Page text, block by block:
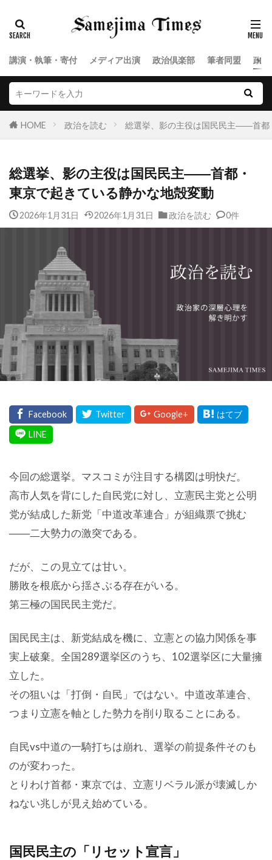
講演・執筆・寄付 メディア出演 政治倶楽部 筆者同盟 政
HOME 政治を読む 総選挙、影の主役は国民民主――首都
総選挙、影の主役は国民民主――首都・
東京で起きている静かな地殻変動
2026年1月31日 2026年1月31日 政治を読む 0件
今回の総選挙。マスコミが注目する構図は明快だ。
高市人気を背にした自民党に対し、立憲民主党と公明
党が結成した新党「中道改革連合」が組織票で挑む
――二大勢力の激突である。
だが、この見立ては甘い。
勝敗を根底から揺さぶる存在がいる。
第三極の国民民主党だ。
国民民主は、新党結成を機に、立憲との協力関係を事
実上破棄。全国289選挙区のうち、102選挙区に大量擁
立した。
その狙いは「打倒・自民」ではない。中道改革連合、
つまり立憲を軸とした勢力を削り取ることにある。
自民vs中道の一騎打ちは崩れ、選挙の前提条件そのも
のが変わった。
とりわけ首都・東京では、立憲リベラル派が壊滅しか
ねない兆しが見え始めている。
国民民主の「リセット宣言」